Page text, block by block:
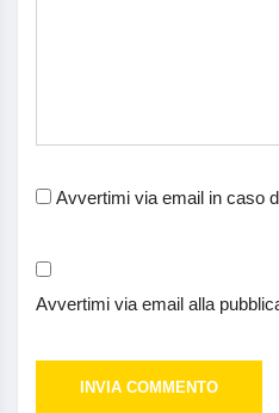
Avvertimi via email in caso
Avvertimi via email alla